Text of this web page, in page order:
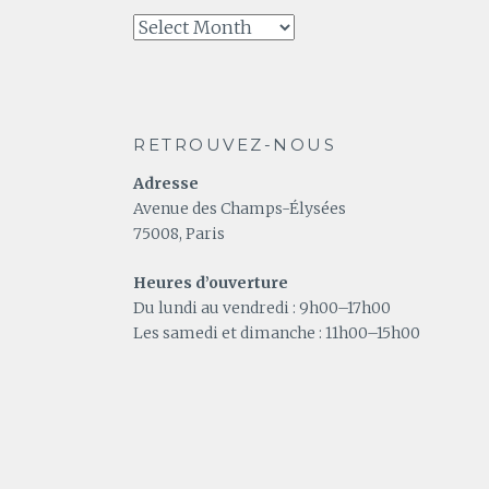
A
RETROUVEZ-NOUS
Adresse
Avenue des Champs-Élysées
75008, Paris
Heures d’ouverture
Du lundi au vendredi : 9h00–17h00
Les samedi et dimanche : 11h00–15h00